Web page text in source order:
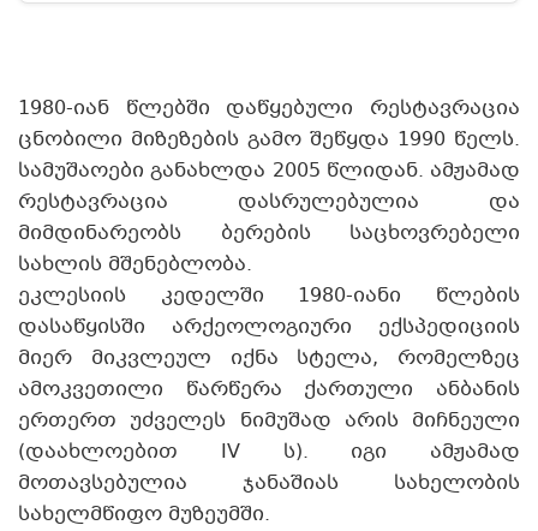
1980-იან წლებში დაწყებული რესტავრაცია
ცნობილი მიზეზების გამო შეწყდა 1990 წელს.
სამუშაოები განახლდა 2005 წლიდან. ამჟამად
რესტავრაცია დასრულებულია და
მიმდინარეობს ბერების საცხოვრებელი
სახლის მშენებლობა.
ეკლესიის კედელში 1980-იანი წლების
დასაწყისში არქეოლოგიური ექსპედიციის
მიერ მიკვლეულ იქნა სტელა, რომელზეც
ამოკვეთილი წარწერა ქართული ანბანის
ერთერთ უძველეს ნიმუშად არის მიჩნეული
(დაახლოებით IV ს). იგი ამჟამად
მოთავსებულია ჯანაშიას სახელობის
სახელმწიფო მუზეუმში.